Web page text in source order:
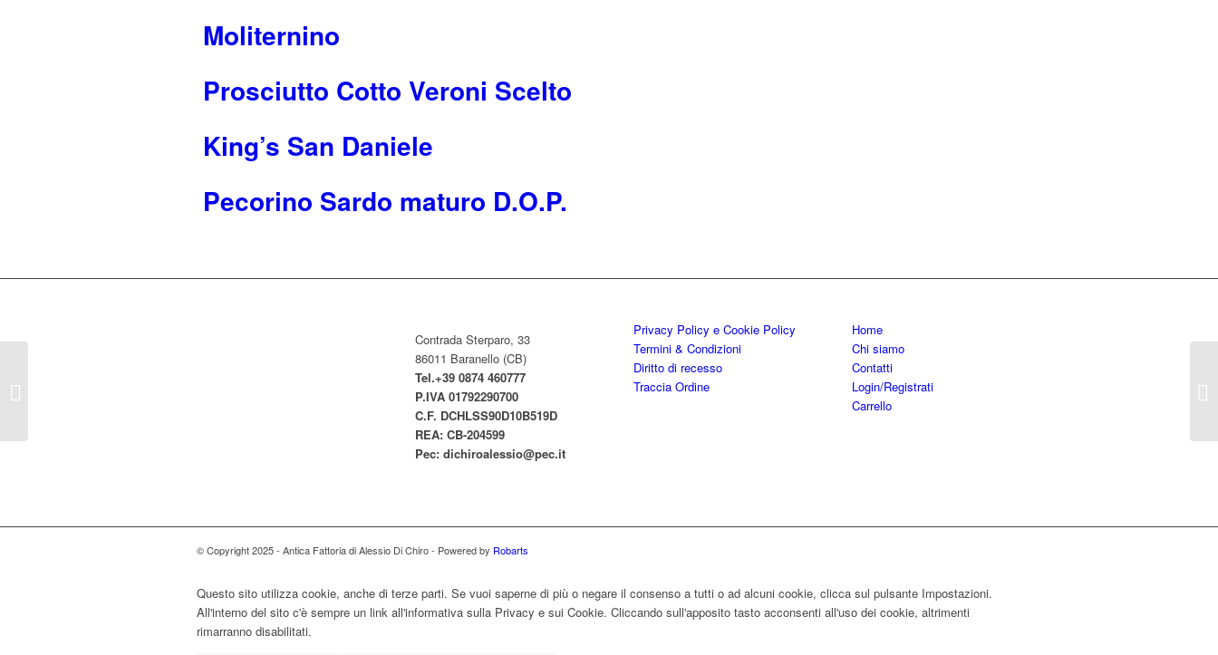
Moliternino
Prosciutto Cotto Veroni Scelto
King’s San Daniele
Pecorino Sardo maturo D.O.P.
Contrada Sterparo, 33
86011 Baranello (CB)
Tel.+39 0874 460777
P.IVA01792290700
C.F. DCHLSS90D10B519D
REA: CB-204599
Pec:dichiroalessio@pec.it
Privacy Policy e Cookie Policy
Termini & Condizioni
Diritto di recesso
Traccia Ordine
Home
Chi siamo
Contatti
Login/Registrati
Carrello
© Copyright 2025 - Antica Fattoria di Alessio Di Chiro - Powered by Robarts
Questo sito utilizza cookie, anche di terze parti. Se vuoi saperne di più o negare il consenso a tutti o ad alcuni cookie, clicca sul pulsante Impostazioni.
All'interno del sito c'è sempre un link all'informativa sulla Privacy e sui Cookie. Cliccando sull'apposito tasto acconsenti all'uso dei cookie, altrimenti
rimarranno disabilitati.